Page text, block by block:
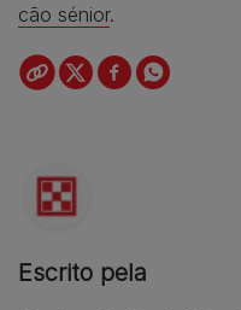
cão sénior.
Escrito pela